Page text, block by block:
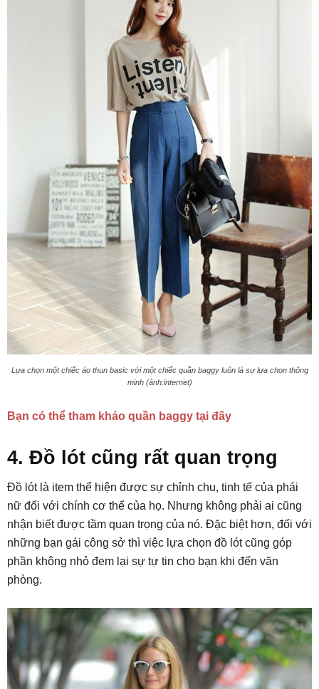
Lựa chọn một chiếc áo thun basic với một chiếc quần baggy luôn là sự lựa chọn thông
minh (ảnh:internet)
Bạn có thể tham khảo quần baggy tại đây
4. Đồ lót cũng rất quan trọng
Đồ lót là item thể hiện được sự chỉnh chu, tinh tế của phái
nữ đối với chính cơ thể của họ. Nhưng không phải ai cũng
nhận biết được tầm quan trọng của nó. Đặc biệt hơn, đối với
những bạn gái công sở thì việc lựa chọn đồ lót cũng góp
phần không nhỏ đem lại sự tự tin cho bạn khi đến văn
phòng.